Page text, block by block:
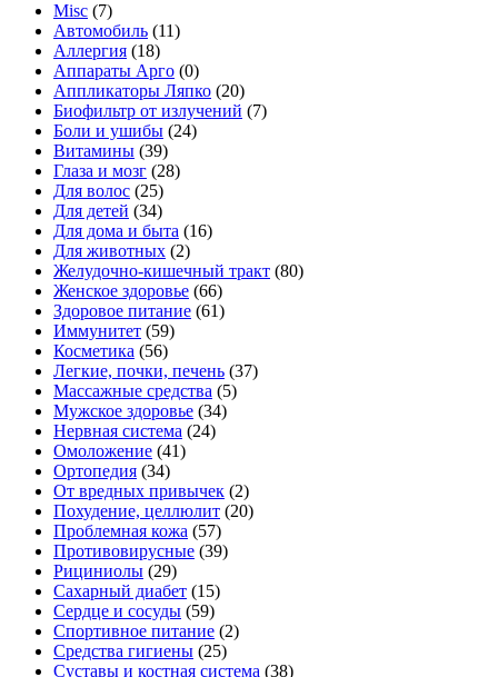
Misc (7)
Автомобиль (11)
Аллергия (18)
Аппараты Арго (0)
Аппликаторы Ляпко (20)
Биофильтр от излучений (7)
Боли и ушибы (24)
Витамины (39)
Глаза и мозг (28)
Для волос (25)
Для детей (34)
Для дома и быта (16)
Для животных (2)
Желудочно-кишечный тракт (80)
Женское здоровье (66)
Здоровое питание (61)
Иммунитет (59)
Косметика (56)
Легкие, почки, печень (37)
Массажные средства (5)
Мужское здоровье (34)
Нервная система (24)
Омоложение (41)
Ортопедия (34)
От вредных привычек (2)
Похудение, целлюлит (20)
Проблемная кожа (57)
Противовирусные (39)
Рициниолы (29)
Сахарный диабет (15)
Сердце и сосуды (59)
Спортивное питание (2)
Средства гигиены (25)
Суставы и костная система (38)